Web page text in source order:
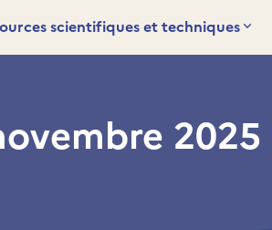
scientifiques et techniques
2025